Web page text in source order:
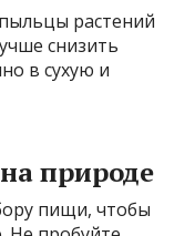
растений
снизить
в сухую и
природе
пищи, чтобы